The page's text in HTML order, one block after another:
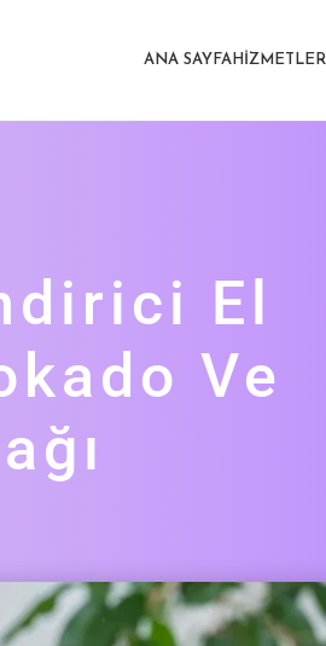
ANA SAYFA HIZMETLER
El
Ve